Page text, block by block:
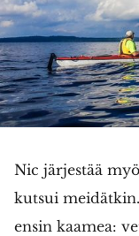
Nic järjestää
kutsui
ensin kaamea: